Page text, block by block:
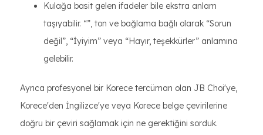
Kulağa basit gelen ifadeler bile ekstra anlam
taşıyabilir. “”, ton ve bağlama bağlı olarak “Sorun
değil”, “İyiyim” veya “Hayır, teşekkürler” anlamına
gelebilir.
Ayrıca profesyonel bir Korece tercüman olan JB Choi'ye,
Korece'den İngilizce'ye veya Korece belge çevirilerine
doğru bir çeviri sağlamak için ne gerektiğini sorduk.